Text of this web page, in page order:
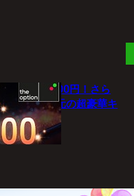
開設で5,000円！さら
最大10%還元の超豪華キ